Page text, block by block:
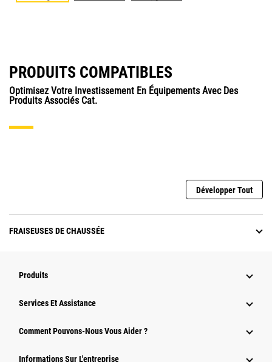
PRODUITS COMPATIBLES
Optimisez Votre Investissement En Équipements Avec Des
Produits Associés Cat.
Développer Tout
FRAISEUSES DE CHAUSSÉE
Produits
Services Et Assistance
Comment Pouvons-Nous Vous Aider ?
Informations Sur L'entreprise